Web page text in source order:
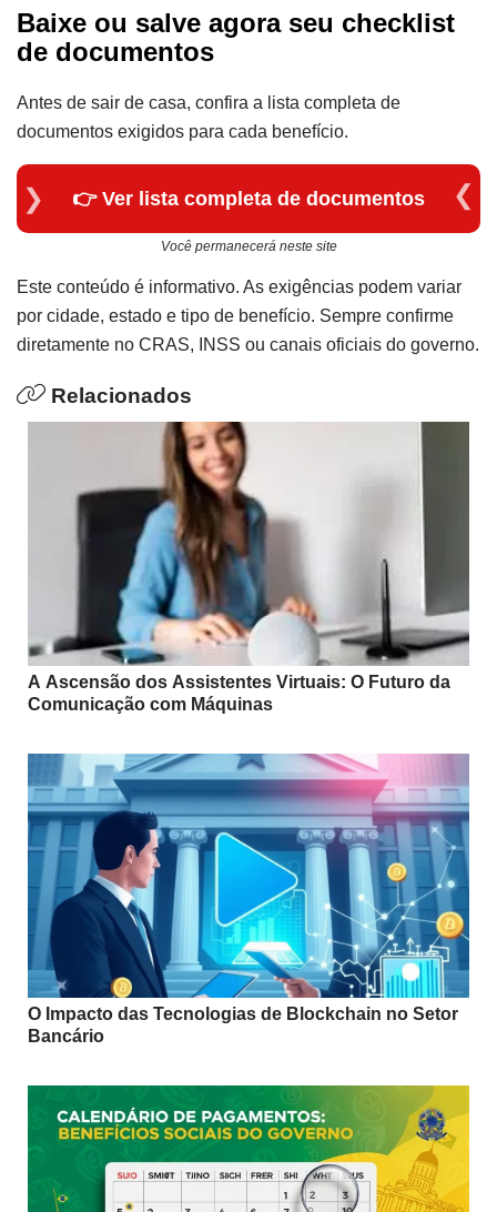
Baixe ou salve agora seu checklist
de documentos
Antes de sair de casa, confira a lista completa de
documentos exigidos para cada benefício.
👉 Ver lista completa de documentos
Você permanecerá neste site
Este conteúdo é informativo. As exigências podem variar
por cidade, estado e tipo de benefício. Sempre confirme
diretamente no CRAS, INSS ou canais oficiais do governo.
Relacionados
A Ascensão dos Assistentes Virtuais: O Futuro da
Comunicação com Máquinas
O Impacto das Tecnologias de Blockchain no Setor
Bancário